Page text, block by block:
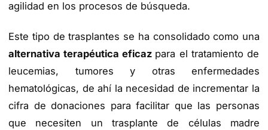
agilidad en los procesos de búsqueda.
Este tipo de trasplantes se ha consolidado como una
alternativa terapéutica eficaz para el tratamiento de
leucemias, tumores y otras enfermedades
hematológicas, de ahí la necesidad de incrementar la
cifra de donaciones para facilitar que las personas
que necesiten un trasplante de células madre